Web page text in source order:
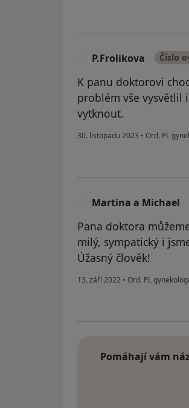
P.Frolikova Číslo
K panu doktorovi
problém vše vysvětlil
vytknout.
30. listopadu 2023 • Ord. PL
Martina a Michael
Pana doktora
milý, sympatický i
Úžasný člověk!
13. září 2022 • Ord. PL
Pomáhají vám